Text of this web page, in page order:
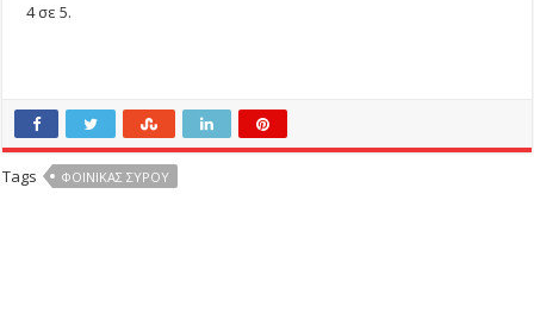
4 σε 5.
Tags ΦΟΙΝΙΚΑΣ ΣΥΡΟΥ